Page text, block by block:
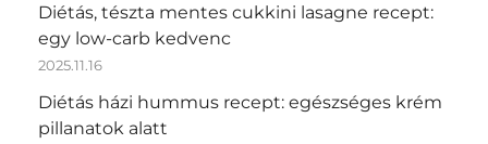
Diétás, tészta mentes cukkini lasagne recept:
egy low-carb kedvenc
2025.11.16
Diétás házi hummus recept: egészséges krém
pillanatok alatt